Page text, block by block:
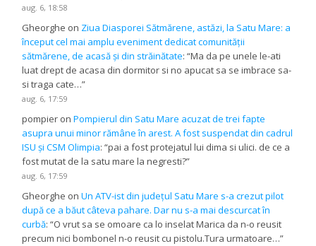
aug. 6, 18:58
Gheorghe on Ziua Diasporei Sătmărene, astăzi, la Satu Mare: a
început cel mai amplu eveniment dedicat comunității
sătmărene, de acasă și din străinătate: “Ma da pe unele le-ati
luat drept de acasa din dormitor si no apucat sa se imbrace sa-
si traga cate…”
aug. 6, 17:59
pompier onPompierul din Satu Mare acuzat de trei fapte
asupra unui minor rămâne în arest. A fost suspendat din cadrul
ISU și CSM Olimpia: “pai a fost protejatul lui dima si ulici. de ce a
fost mutat de la satu mare la negresti?”
aug. 6, 17:59
Gheorghe onUn ATV-ist din județul Satu Mare s-a crezut pilot
după ce a băut câteva pahare. Dar nu s-a mai descurcat în
curbă: “O vrut sa se omoare ca lo inselat Marica da n-o reusit
precum nici bombonel n-o reusit cu pistolu.Tura urmatoare…”